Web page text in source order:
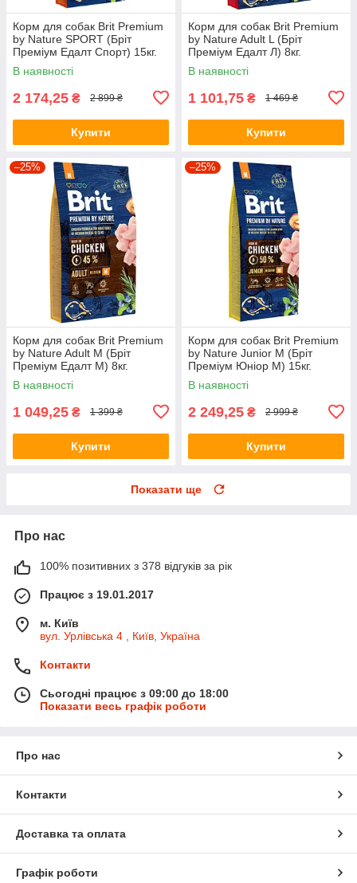
Корм для собак Brit Premium
by Nature SPORT (Бріт
Преміум Едалт Спорт) 15кг.
В наявності
2 174,25 ₴ 2 899 ₴
Купити
Корм для собак Brit Premium
by Nature Adult L (Бріт
Преміум Едалт Л) 8кг.
В наявності
1 101,75 ₴ 1 469 ₴
Купити
–25%
Корм для собак Brit Premium
by Nature Adult М (Бріт
Преміум Едалт М) 8кг.
В наявності
1 049,25 ₴ 1 399 ₴
Купити
–25%
Корм для собак Brit Premium
by Nature Junior М (Бріт
Преміум Юніор М) 15кг.
В наявності
2 249,25 ₴ 2 999 ₴
Купити
Показати ще
Про нас
100% позитивних з 378 відгуків за рік
Працює з 19.01.2017
м. Київ
вул. Урлівська 4 , Київ, Україна
Контакти
Сьогодні працює з 09:00 до 18:00
Показати весь графік роботи
Про нас
Контакти
Доставка та оплата
Графік роботи